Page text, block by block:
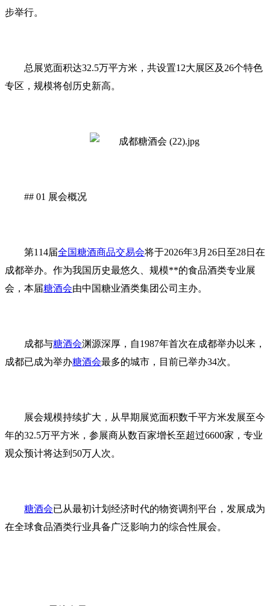
步举行。
总展览面积达32.5万平方米，共设置12大展区及26个特色
专区，规模将创历史新高。
## 01 展会概况
第114届全国糖酒商品交易会将于2026年3月26日至28日在
成都举办。作为我国历史最悠久、规模**的食品酒类专业展
会，本届糖酒会由中国糖业酒类集团公司主办。
成都与糖酒会渊源深厚，自1987年首次在成都举办以来，
成都已成为举办糖酒会最多的城市，目前已举办34次。
展会规模持续扩大，从早期展览面积数千平方米发展至今
年的32.5万平方米，参展商从数百家增长至超过6600家，专业
观众预计将达到50万人次。
糖酒会已从最初计划经济时代的物资调剂平台，发展成为
在全球食品酒类行业具备广泛影响力的综合性展会。